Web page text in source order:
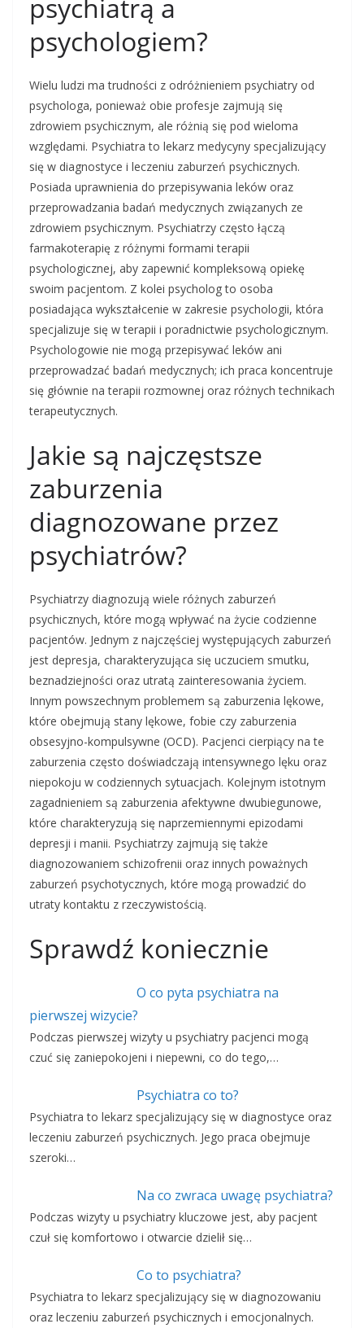
psychiatrą a
psychologiem?
Wielu ludzi ma trudności z odróżnieniem psychiatry od
psychologa, ponieważ obie profesje zajmują się
zdrowiem psychicznym, ale różnią się pod wieloma
względami. Psychiatra to lekarz medycyny specjalizujący
się w diagnostyce i leczeniu zaburzeń psychicznych.
Posiada uprawnienia do przepisywania leków oraz
przeprowadzania badań medycznych związanych ze
zdrowiem psychicznym. Psychiatrzy często łączą
farmakoterapię z różnymi formami terapii
psychologicznej, aby zapewnić kompleksową opiekę
swoim pacjentom. Z kolei psycholog to osoba
posiadająca wykształcenie w zakresie psychologii, która
specjalizuje się w terapii i poradnictwie psychologicznym.
Psychologowie nie mogą przepisywać leków ani
przeprowadzać badań medycznych; ich praca koncentruje
się głównie na terapii rozmownej oraz różnych technikach
terapeutycznych.
Jakie są najczęstsze
zaburzenia
diagnozowane przez
psychiatrów?
Psychiatrzy diagnozują wiele różnych zaburzeń
psychicznych, które mogą wpływać na życie codzienne
pacjentów. Jednym z najczęściej występujących zaburzeń
jest depresja, charakteryzująca się uczuciem smutku,
beznadziejności oraz utratą zainteresowania życiem.
Innym powszechnym problemem są zaburzenia lękowe,
które obejmują stany lękowe, fobie czy zaburzenia
obsesyjno-kompulsywne (OCD). Pacjenci cierpiący na te
zaburzenia często doświadczają intensywnego lęku oraz
niepokoju w codziennych sytuacjach. Kolejnym istotnym
zagadnieniem są zaburzenia afektywne dwubiegunowe,
które charakteryzują się naprzemiennymi epizodami
depresji i manii. Psychiatrzy zajmują się także
diagnozowaniem schizofrenii oraz innych poważnych
zaburzeń psychotycznych, które mogą prowadzić do
utraty kontaktu z rzeczywistością.
Sprawdź koniecznie
O co pyta psychiatra na
pierwszej wizycie?
Podczas pierwszej wizyty u psychiatry pacjenci mogą
czuć się zaniepokojeni i niepewni, co do tego,…
Psychiatra co to?
Psychiatra to lekarz specjalizujący się w diagnostyce oraz
leczeniu zaburzeń psychicznych. Jego praca obejmuje
szeroki…
Na co zwraca uwagę psychiatra?
Podczas wizyty u psychiatry kluczowe jest, aby pacjent
czuł się komfortowo i otwarcie dzielił się…
Co to psychiatra?
Psychiatra to lekarz specjalizujący się w diagnozowaniu
oraz leczeniu zaburzeń psychicznych i emocjonalnych.